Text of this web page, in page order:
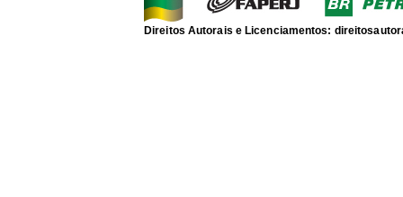
Paulo Jobim | Antonio Carlos
A montanha
Antonio Carlos Jobim (
Direitos Autorais e Licenciamentos: